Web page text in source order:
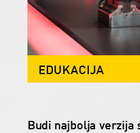
EDUKACIJA
Budi najbolja verzija